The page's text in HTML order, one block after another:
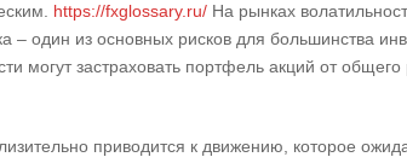
https://fxglossary.ru/ На рынках
– один из основных рисков для большинства
могут застраховать портфель акций от
приводится к движению, которое